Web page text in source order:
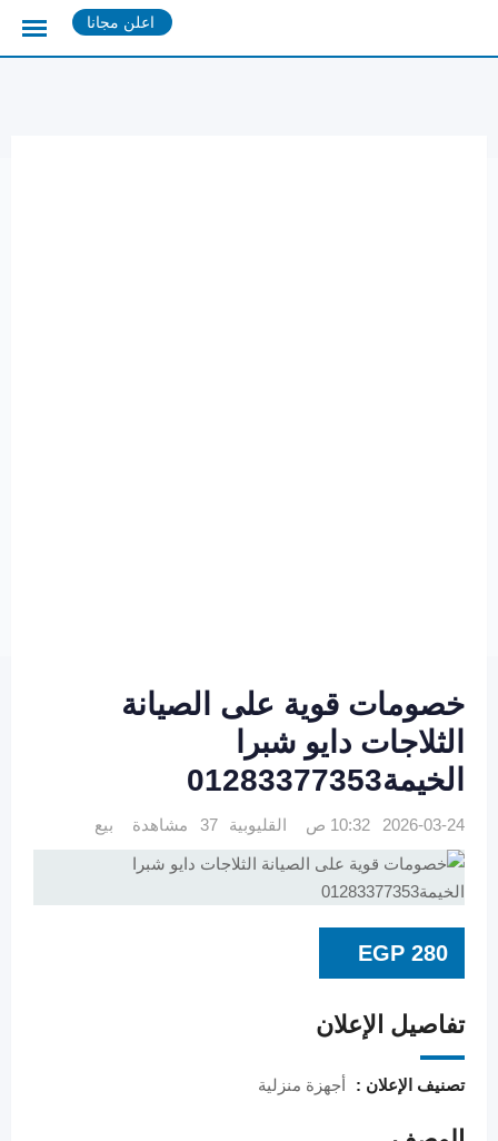
اعلن مجانا
خصومات قوية على الصيانة
الثلاجات دايو شبرا
الخيمة01283377353
2026-03-24 10:32 ص القليوبية 37 مشاهدة بيع
EGP 280
تفاصيل الإعلان
تصنيف الإعلان : أجهزة منزلية